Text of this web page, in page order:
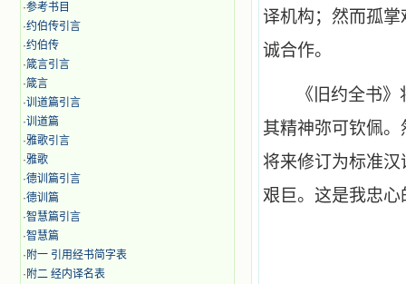
·参考书目
·约伯传引言
·约伯传
·箴言引言
·箴言
·训道篇引言
·训道篇
·雅歌引言
·雅歌
·德训篇引言
·德训篇
·智慧篇引言
·智慧篇
· 附一 引用经书简字表
· 附二 经内译名表
译机构；然而孤
诚合作。
《旧约全书
其精神弥可钦佩
将来修订为标准
艰巨。这是我忠